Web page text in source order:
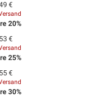
€
20%
€
25%
€
30%